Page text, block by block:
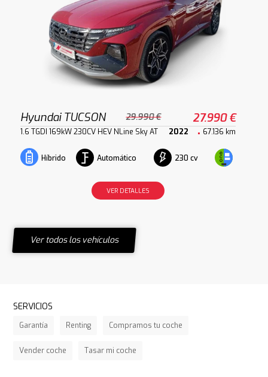
Hyundai TUCSON 29.990 € 27.990 €
1.6 TGDI 169kW 230CV HEV NLine Sky AT 2022 67.136 km
Híbrido Automático 230 cv
VER DETALLES
Ver todos los vehículos
SERVICIOS
Garantía Renting Compramos tu coche
Vender coche Tasar mi coche